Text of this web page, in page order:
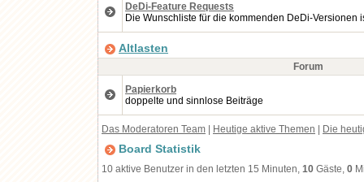
DeDi-Feature Requests
Die Wunschliste für die kommenden DeDi-Versionen
Altlasten
Forum
Papierkorb
doppelte und sinnlose Beiträge
Das Moderatoren Team Heutige aktive Themen Die
Board Statistik
10 aktive Benutzer in den letzten 15 Minuten, 10 Gäste, 0